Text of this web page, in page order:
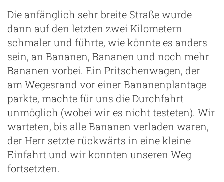
Die anfänglich sehr breite Straße wurde
dann auf den letzten zwei Kilometern
schmaler und führte, wie könnte es anders
sein, an Bananen, Bananen und noch mehr
Bananen vorbei. Ein Pritschenwagen, der
am Wegesrand vor einer Bananenplantage
parkte, machte für uns die Durchfahrt
unmöglich (wobei wir es nicht testeten). Wir
warteten, bis alle Bananen verladen waren,
der Herr setzte rückwärts in eine kleine
Einfahrt und wir konnten unseren Weg
fortsetzten.